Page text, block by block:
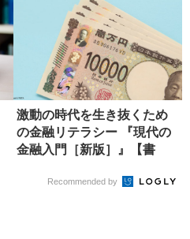
激動の時代を生き抜くため
の金融リテラシー 『現代の
金融入門［新版］』【書
Recommended by